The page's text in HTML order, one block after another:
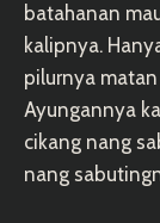
batahanan
kalipnya.
pilurnya
Ayungannya
cikang nang
nang